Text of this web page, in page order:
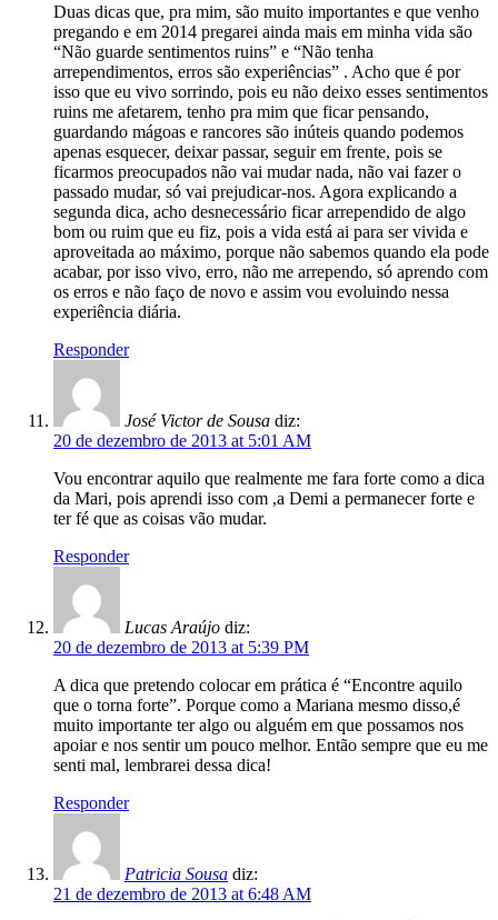
Duas dicas que, pra mim, são muito importantes e que venho
pregando e em 2014 pregarei ainda mais em minha vida são
“Não guarde sentimentos ruins” e “Não tenha
arrependimentos, erros são experiências” . Acho que é por
isso que eu vivo sorrindo, pois eu não deixo esses sentimentos
ruins me afetarem, tenho pra mim que ficar pensando,
guardando mágoas e rancores são inúteis quando podemos
apenas esquecer, deixar passar, seguir em frente, pois se
ficarmos preocupados não vai mudar nada, não vai fazer o
passado mudar, só vai prejudicar-nos. Agora explicando a
segunda dica, acho desnecessário ficar arrependido de algo
bom ou ruim que eu fiz, pois a vida está ai para ser vivida e
aproveitada ao máximo, porque não sabemos quando ela pode
acabar, por isso vivo, erro, não me arrependo, só aprendo com
os erros e não faço de novo e assim vou evoluindo nessa
experiência diária.
Responder
José Victor de Sousa diz:
20 de dezembro de 2013 at 5:01 AM
Vou encontrar aquilo que realmente me fara forte como a dica
da Mari, pois aprendi isso com ,a Demi a permanecer forte e
ter fé que as coisas vão mudar.
Responder
Lucas Araújo diz:
20 de dezembro de 2013 at 5:39 PM
A dica que pretendo colocar em prática é “Encontre aquilo
que o torna forte”. Porque como a Mariana mesmo disso,é
muito importante ter algo ou alguém em que possamos nos
apoiar e nos sentir um pouco melhor. Então sempre que eu me
senti mal, lembrarei dessa dica!
Responder
Patricia Sousa diz:
21 de dezembro de 2013 at 6:48 AM